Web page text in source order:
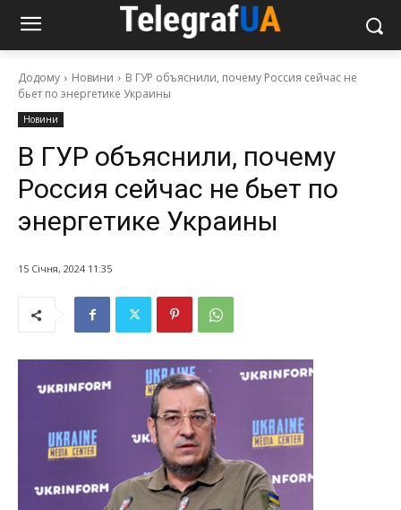
Додому Новини
В ГУР объяснили, почему Россия сейчас не
бьет по энергетике Украины
Новини
В ГУР объяснили, почему
Россия сейчас не бьет по
энергетике Украины
15 Січня, 2024 11:35